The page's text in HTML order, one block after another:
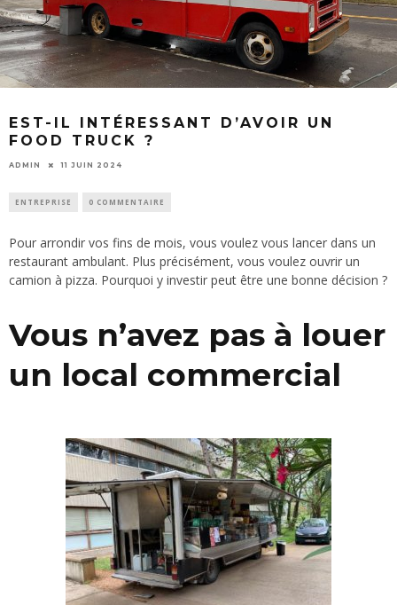
EST-IL INTÉRESSANT D’AVOIR UN
FOOD TRUCK ?
ADMIN 11 JUIN 2024
ENTREPRISE 0 COMMENTAIRE
Pour arrondir vos fins de mois, vous voulez vous lancer dans un
restaurant ambulant. Plus précisément, vous voulez ouvrir un
camion à pizza. Pourquoi y investir peut être une bonne décision ?
Vous n’avez pas à louer
un local commercial